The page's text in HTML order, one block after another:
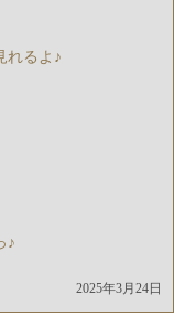
れるよ♪
♪
2025年3月24日